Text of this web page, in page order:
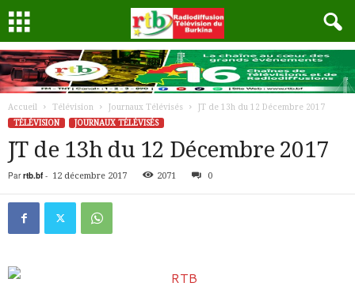
Accueil Télévision Journaux Télévisés
JT de 13h du 12 Décembre 2017
TÉLÉVISION
JOURNAUX TÉLÉVISÉS
JT de 13h du 12 Décembre 2017
Par rtb.bf- 12 décembre 2017 2071 0